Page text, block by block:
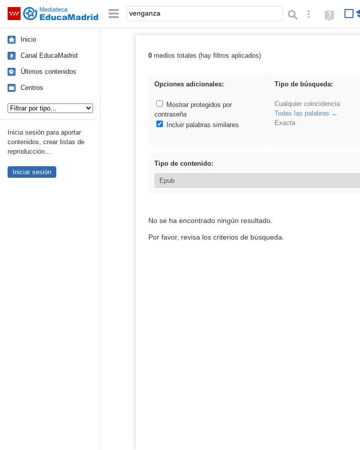
Saltar navegación Palabra o frase: Búsqueda avanzada
Ayuda
(en
Inicio
Canal EducaMadrid
Últimos contenidos
Centros
Inicia sesión para aportar
contenidos, crear listas de
reproducción...
Iniciar sesión
Resultados de: venganza
0medios totales (hay filtros aplicados)
Opciones adicionales:
Mostrar protegidos por
contraseña
Incluir palabras similares
Tipo de búsqueda:
Cualquier coincidencia
Todas las palabras
Exacta
Tipo de contenido:
No se ha encontrado ningún resultado.
Por favor, revisa los criterios de búsqueda.